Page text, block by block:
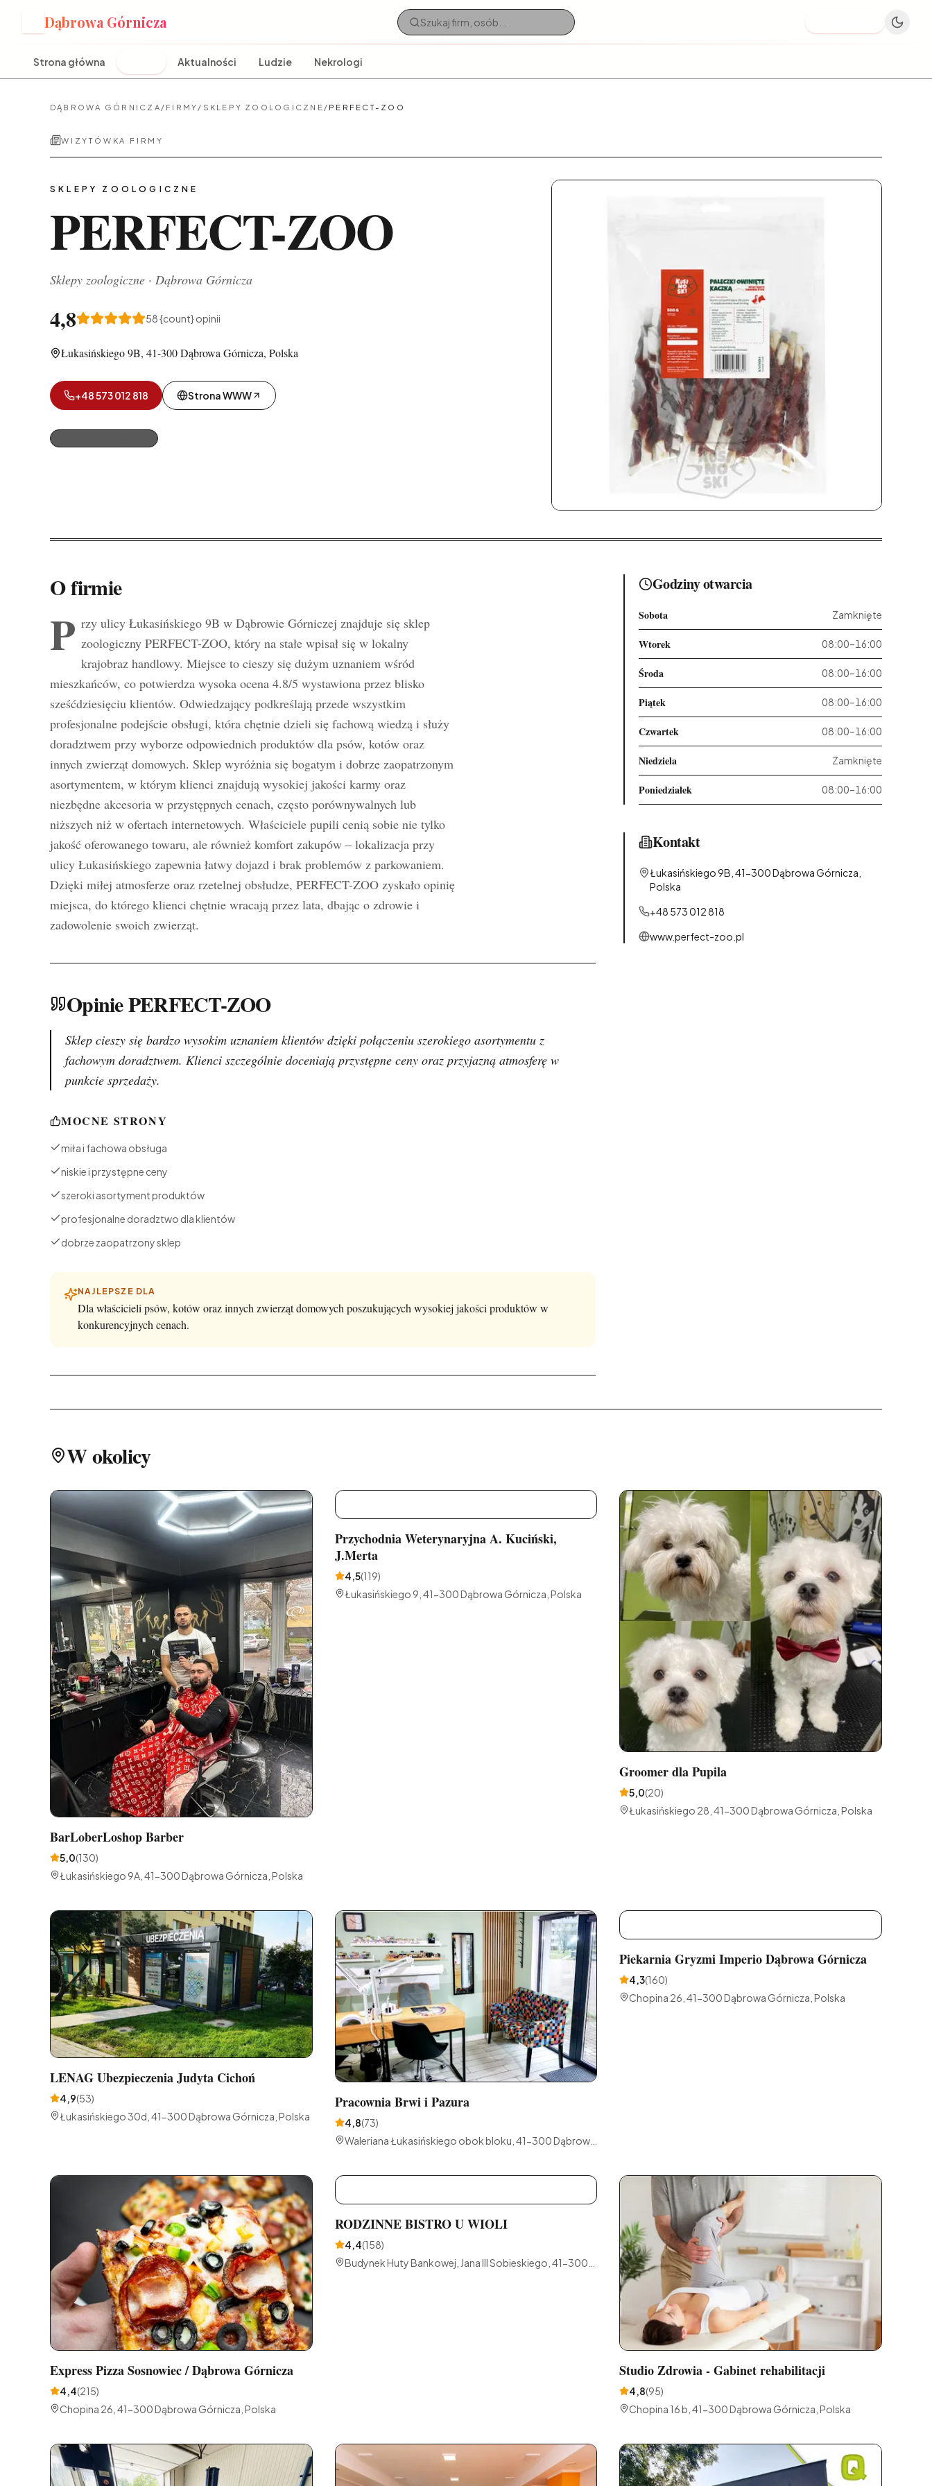
Dąbrowa Górnicza
Strona główna Aktualności Ludzie Nekrologi
DĄBROWA GÓRNICZA / FIRMY / SKLEPY ZOOLOGICZNE / PERFECT-ZOO
WIZYTÓWKA FIRMY
SKLEPY ZOOLOGICZNE
PERFECT-ZOO
Sklepy zoologiczne · Dąbrowa Górnicza
4,8 58{count} opinii
Łukasińskiego 9B, 41-300 Dąbrowa Górnicza, Polska
+48 573 012 818 Strona WWW
O firmie
P rzy ulicy Łukasińskiego 9B w Dąbrowie Górniczej znajduje się sklep
zoologiczny PERFECT-ZOO, który na stałe wpisał się w lokalny
krajobraz handlowy. Miejsce to cieszy się dużym uznaniem wśród
mieszkańców, co potwierdza wysoka ocena 4.8/5 wystawiona przez blisko
sześćdziesięciu klientów. Odwiedzający podkreślają przede wszystkim
profesjonalne podejście obsługi, która chętnie dzieli się fachową wiedzą i służy
doradztwem przy wyborze odpowiednich produktów dla psów, kotów oraz
innych zwierząt domowych. Sklep wyróżnia się bogatym i dobrze zaopatrzonym
asortymentem, w którym klienci znajdują wysokiej jakości karmy oraz
niezbędne akcesoria w przystępnych cenach, często porównywalnych lub
niższych niż w ofertach internetowych. Właściciele pupili cenią sobie nie tylko
jakość oferowanego towaru, ale również komfort zakupów – lokalizacja przy
ulicy Łukasińskiego zapewnia łatwy dojazd i brak problemów z parkowaniem.
Dzięki miłej atmosferze oraz rzetelnej obsłudze, PERFECT-ZOO zyskało opinię
miejsca, do którego klienci chętnie wracają przez lata, dbając o zdrowie i
zadowolenie swoich zwierząt.
Opinie PERFECT-ZOO
Sklep cieszy się bardzo wysokim uznaniem klientów dzięki połączeniu szerokiego asortymentu z
fachowym doradztwem. Klienci szczególnie doceniają przystępne ceny oraz przyjazną atmosferę w
punkcie sprzedaży.
MOCNE STRONY
miła i fachowa obsługa
niskie i przystępne ceny
szeroki asortyment produktów
profesjonalne doradztwo dla klientów
dobrze zaopatrzony sklep
NAJLEPSZE DLA
Dla właścicieli psów, kotów oraz innych zwierząt domowych poszukujących wysokiej jakości produktów w
konkurencyjnych cenach.
Godziny otwarcia
Sobota Zamknięte
Wtorek 08:00–16:00
Środa 08:00–16:00
Piątek 08:00–16:00
Czwartek 08:00–16:00
Niedziela Zamknięte
Poniedziałek 08:00–16:00
Kontakt
Łukasińskiego 9B, 41-300 Dąbrowa Górnicza,
Polska
+48 573 012 818
www.perfect-zoo.pl
W okolicy
BarLoberLoshop Barber
5,0(130)
Łukasińskiego 9A, 41-300 Dąbrowa Górnicza, Polska
Przychodnia Weterynaryjna A. Kuciński,
J.Merta
4,5(119)
Łukasińskiego 9, 41-300 Dąbrowa Górnicza, Polska
Groomer dla Pupila
5,0(20)
Łukasińskiego 28, 41-300 Dąbrowa Górnicza, Polska
LENAG Ubezpieczenia Judyta Cichoń
4,9(53)
Łukasińskiego 30d, 41-300 Dąbrowa Górnicza, Polska
Pracownia Brwi i Pazura
4,8(73)
Waleriana Łukasińskiego obok bloku, 41-300 Dąbrowa
Piekarnia Gryzmi Imperio Dąbrowa Górnicza
4,3(160)
Chopina 26, 41-300 Dąbrowa Górnicza, Polska
Express Pizza Sosnowiec / Dąbrowa Górnicza
4,4(215)
Chopina 26, 41-300 Dąbrowa Górnicza, Polska
RODZINNE BISTRO U WIOLI
4,4(158)
Budynek Huty Bankowej, Jana III Sobieskiego, 41-300
Studio Zdrowia - Gabinet rehabilitacji
4,8(95)
Chopina 16 b, 41-300 Dąbrowa Górnicza, Polska